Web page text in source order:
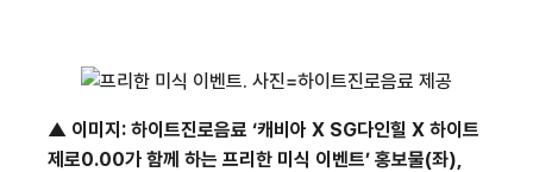
▲ 이미지 : 하이트진로음료 ‘캐비아 X SG다인힐 X 하이트
제로0.00가 함께 하는 프리한 미식 이벤트’ 홍보물(좌),